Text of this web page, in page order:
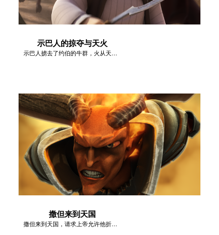
示巴人的掠夺与天火
示巴人掳去了约伯的牛群，火从天上降下来。
撒但来到天国
撒但来到天国，请求上帝允许他折磨约伯。